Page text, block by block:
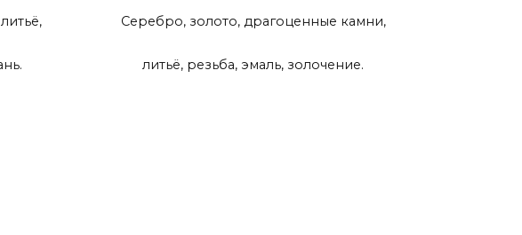
Серебро, золото, драгоценные камни,
литьё, резьба, эмаль, золочение.